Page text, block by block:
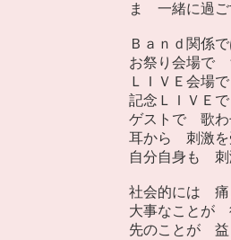
ま 一緒に過ご
Ｂａｎｄ関係
お祭り会場で
ＬＩＶＥ会場
記念ＬＩＶＥ
ゲストで 歌わ
耳から 刺激を
自分自身も 刺
社会的には 痛
大事なことが
先のことが 益